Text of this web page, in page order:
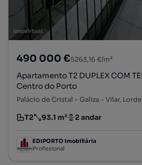
490 000 €5263,16 €/m²
Apartamento T2 DUPLEX COM
Centro do Porto
Tipologia
T2
Preço por metro quadrado
93.1 m²
Andar 2 andar
EDIPORTO Imobiliária
Profissional